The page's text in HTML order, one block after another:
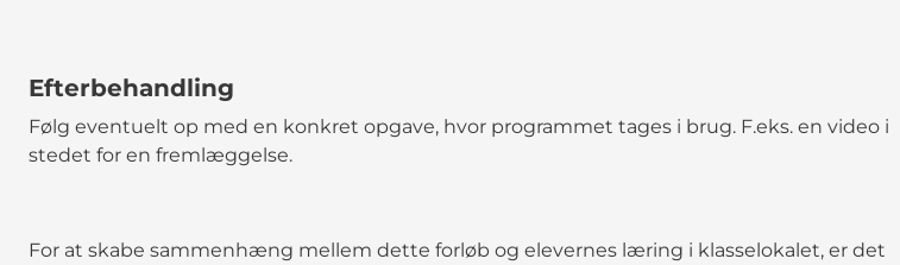
Efterbehandling
Følg eventuelt op med en konkret opgave, hvor programmet tages i brug. F.eks. en video i
stedet for en fremlæggelse.
For at skabe sammenhæng mellem dette forløb og elevernes læring i klasselokalet, er det